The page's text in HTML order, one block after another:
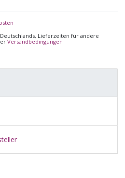
Lieferzeiten für andere
Versandbedingungen